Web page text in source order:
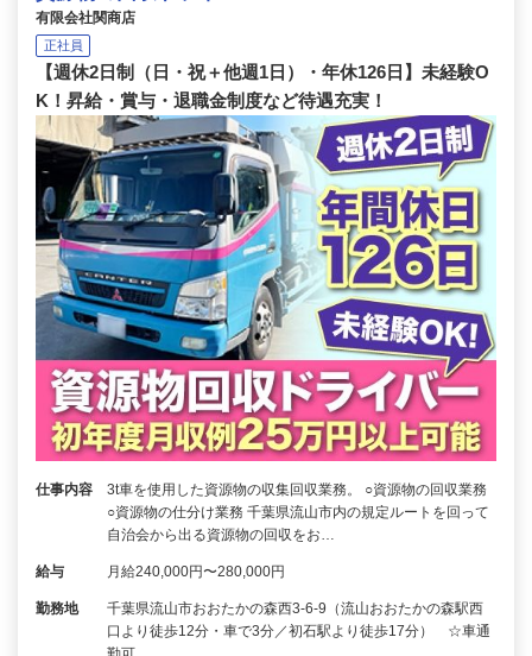
有限会社関商店
正社員
【週休2日制（日・祝＋他週1日）・年休126日】未経験O
K！昇給・賞与・退職金制度など待遇充実！
仕事内容
3t車を使用した資源物の収集回収業務。 ○資源物の回収業務
○資源物の仕分け業務 千葉県流山市内の規定ルートを回って
自治会から出る資源物の回収をお…
給与 月給240,000円〜280,000円
勤務地
千葉県流山市おおたかの森西3-6-9（流山おおたかの森駅西
口より徒歩12分・車で3分／初石駅より徒歩17分） ☆車通